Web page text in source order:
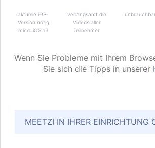
aktuelle iOS-
Version nötig
mind. iOS 13
verlangsamt die
Videos aller
Teilnehmer
Wenn Sie Probleme mit Ihrem
Sie sich die Tipps in unserer
MEETZI IN IHRER EINRICHTUNG